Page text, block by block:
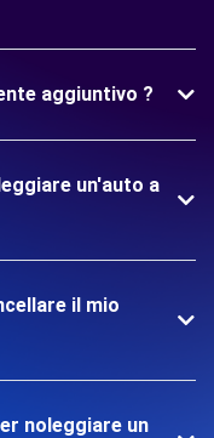
aggiuntivo ?
un'auto a
il mio
noleggiare un